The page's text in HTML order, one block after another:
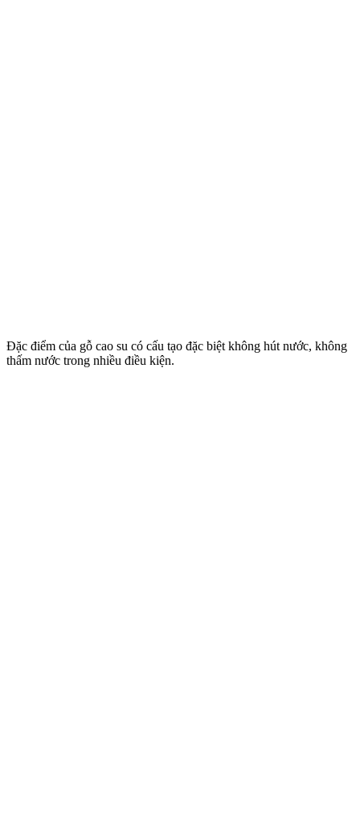
Đặc điểm của gỗ cao su có cấu tạo đặc biệt không hút nước, không
thấm nước trong nhiều điều kiện.